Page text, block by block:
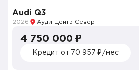
Audi Q3
2026 Ауди Центр Север
4 750 000 ₽
Кредит от 70 957 ₽/мес